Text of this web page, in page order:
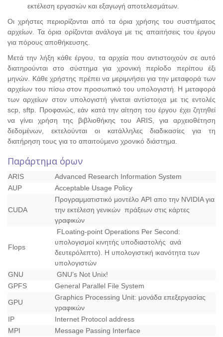
εκτέλεση εργασιών και εξαγωγή αποτελεσμάτων.
Οι χρήστες περιορίζονται από τα όρια χρήσης του συστήματος
αρχείων. Τα όρια ορίζονται ανάλογα με τις απαιτήσεις του έργου
για πόρους αποθήκευσης.
Μετά την λήξη κάθε έργου, τα αρχεία που αντιστοιχούν σε αυτό
διατηρούνται στο σύστημα για χρονική περίοδο περίπου έξι
μηνών. Κάθε χρήστης πρέπει να μεριμνήσει για την μεταφορά των
αρχείων του πίσω στον προσωπικό του υπολογιστή. Η μεταφορά
των αρχείων στον υπολογιστή γίνεται αντίστοιχα με τις εντολές
scp, sftp. Προφανώς, εάν κατά την αίτηση του έργου έχει ζητηθεί
να γίνει χρήση της βιβλιοθήκης του ARIS, για αρχειοθέτηση
δεδομένων, εκτελούνται οι κατάλληλες διαδικασίες για τη
διατήρηση τους για το απαιτούμενο χρονικό διάστημα.
Παράρτημα όρων
ARIS
Advanced Research Information System
AUP
Acceptable Usage Policy
CUDA
Προγραμματιστικό μοντέλο API απο την NVIDIA για
την εκτέλεση γενικών πράξεων στις κάρτες
γραφικών
Flops
FLoating‐point Operations Per Second:
υπολογισμοί κινητής υποδιαστολής ανά
δευτερόλεπτο). Η υπολογιστική ικανότητα των
υπολογιστών
GNU
GNU’s Not Unix!
GPFS
General Parallel File System
GPU
Graphics Processing Unit: μονάδα επεξεργασίας
γραφικών
IP
Internet Protocol address
MPI
Message Passing Interface